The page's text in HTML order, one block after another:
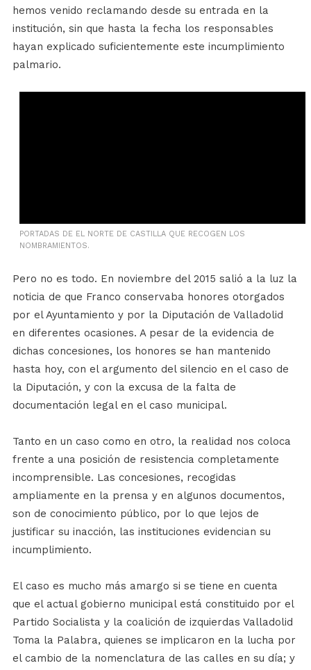
hemos venido reclamando desde su entrada en la
institución, sin que hasta la fecha los responsables
hayan explicado suficientemente este incumplimiento
palmario.
PORTADAS DE EL NORTE DE CASTILLA QUE RECOGEN LOS
NOMBRAMIENTOS.
Pero no es todo. En noviembre del 2015 salió a la luz la
noticia de que Franco conservaba honores otorgados
por el Ayuntamiento y por la Diputación de Valladolid
en diferentes ocasiones. A pesar de la evidencia de
dichas concesiones, los honores se han mantenido
hasta hoy, con el argumento del silencio en el caso de
la Diputación, y con la excusa de la falta de
documentación legal en el caso municipal.
Tanto en un caso como en otro, la realidad nos coloca
frente a una posición de resistencia completamente
incomprensible. Las concesiones, recogidas
ampliamente en la prensa y en algunos documentos,
son de conocimiento público, por lo que lejos de
justificar su inacción, las instituciones evidencian su
incumplimiento.
El caso es mucho más amargo si se tiene en cuenta
que el actual gobierno municipal está constituido por el
Partido Socialista y la coalición de izquierdas Valladolid
Toma la Palabra, quienes se implicaron en la lucha por
el cambio de la nomenclatura de las calles en su día; y